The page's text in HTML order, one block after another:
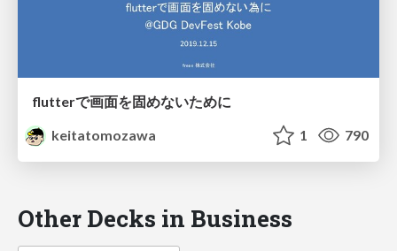
flutterで画面を固めないために
keitatomozawa
1 790
Other Decks in Business